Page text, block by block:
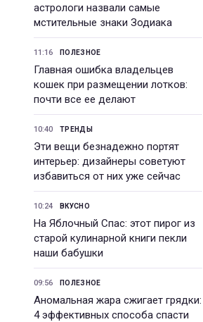
астрологи назвали самые
мстительные знаки Зодиака
11:16 ПОЛЕЗНОЕ
Главная ошибка владельцев
кошек при размещении лотков:
почти все ее делают
10:40 ТРЕНДЫ
Эти вещи безнадежно портят
интерьер: дизайнеры советуют
избавиться от них уже сейчас
10:24 ВКУСНО
На Яблочный Спас: этот пирог из
старой кулинарной книги пекли
наши бабушки
09:56 ПОЛЕЗНОЕ
Аномальная жара сжигает грядки:
4 эффективных способа спасти